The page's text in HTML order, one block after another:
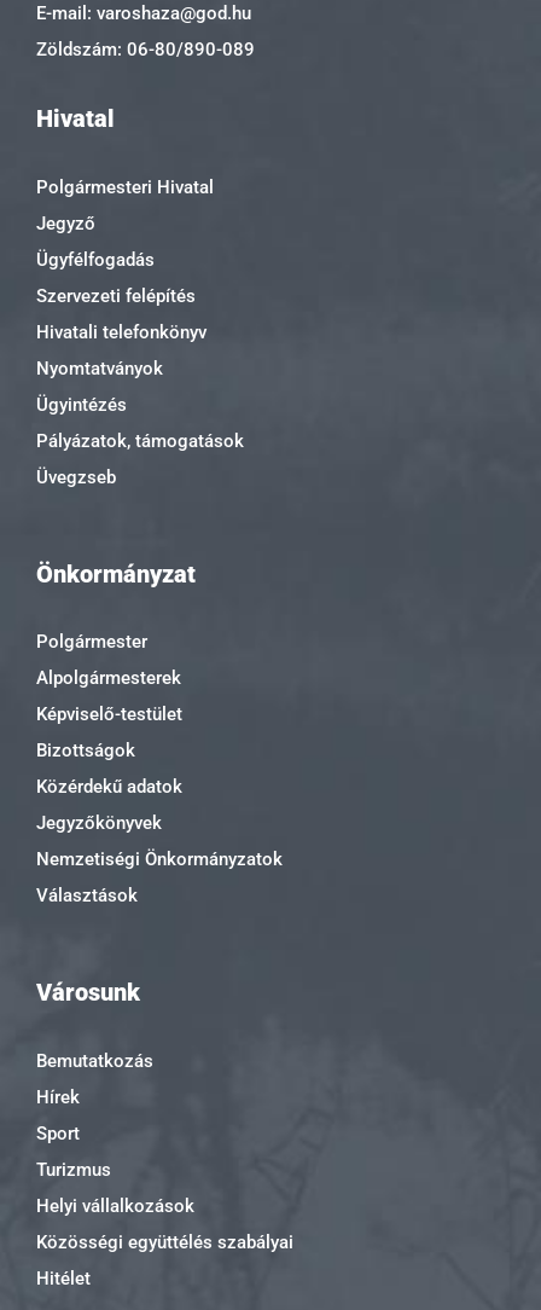
E-mail: varoshaza@god.hu
Zöldszám: 06-80/890-089
Hivatal
Polgármesteri Hivatal
Jegyző
Ügyfélfogadás
Szervezeti felépítés
Hivatali telefonkönyv
Nyomtatványok
Ügyintézés
Pályázatok, támogatások
Üvegzseb
Önkormányzat
Polgármester
Alpolgármesterek
Képviselő-testület
Bizottságok
Közérdekű adatok
Jegyzőkönyvek
Nemzetiségi Önkormányzatok
Választások
Városunk
Bemutatkozás
Hírek
Sport
Turizmus
Helyi vállalkozások
Közösségi együttélés szabályai
Hitélet